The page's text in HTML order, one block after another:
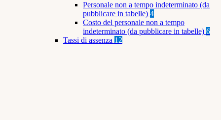
Personale non a tempo indeterminato (da
pubblicare in tabelle) 4
Costo del personale non a tempo
indeterminato (da pubblicare in tabelle) 6
Tassi di assenza 12